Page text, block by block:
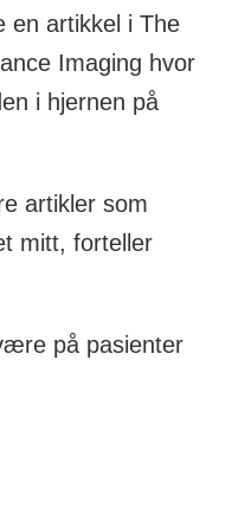
en artikkel i The
Imaging hvor
i hjernen på
artikler som
mitt, forteller
på pasienter